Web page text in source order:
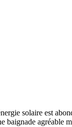
solaire est
baignade agréable